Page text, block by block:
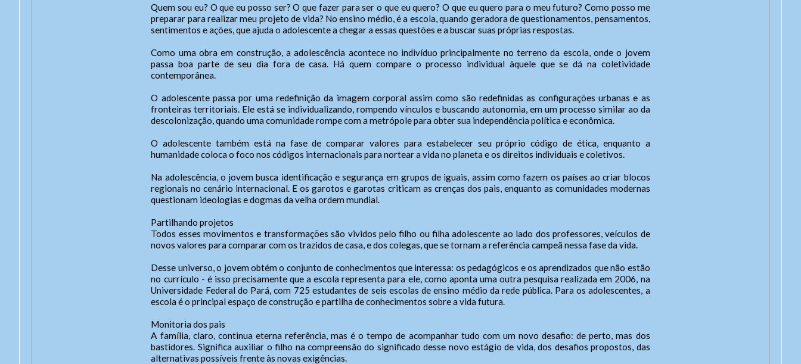
Quem sou eu? O que eu posso ser? O que fazer para ser o que eu quero? O que eu quero para o meu futuro? Como posso me
preparar para realizar meu projeto de vida? No ensino médio, é a escola, quando geradora de questionamentos, pensamentos,
sentimentos e ações, que ajuda o adolescente a chegar a essas questões e a buscar suas próprias respostas.
Como uma obra em construção, a adolescência acontece no indivíduo principalmente no terreno da escola, onde o jovem
passa boa parte de seu dia fora de casa. Há quem compare o processo individual àquele que se dá na coletividade
contemporânea.
O adolescente passa por uma redefinição da imagem corporal assim como são redefinidas as configurações urbanas e as
fronteiras territoriais. Ele está se individualizando, rompendo vínculos e buscando autonomia, em um processo similar ao da
descolonização, quando uma comunidade rompe com a metrópole para obter sua independência política e econômica.
O adolescente também está na fase de comparar valores para estabelecer seu próprio código de ética, enquanto a
humanidade coloca o foco nos códigos internacionais para nortear a vida no planeta e os direitos individuais e coletivos.
Na adolescência, o jovem busca identificação e segurança em grupos de iguais, assim como fazem os países ao criar blocos
regionais no cenário internacional. E os garotos e garotas criticam as crenças dos pais, enquanto as comunidades modernas
questionam ideologias e dogmas da velha ordem mundial.
Partilhando projetos
Todos esses movimentos e transformações são vividos pelo filho ou filha adolescente ao lado dos professores, veículos de
novos valores para comparar com os trazidos de casa, e dos colegas, que se tornam a referência campeã nessa fase da vida.
Desse universo, o jovem obtém o conjunto de conhecimentos que interessa: os pedagógicos e os aprendizados que não estão
no currículo - é isso precisamente que a escola representa para ele, como aponta uma outra pesquisa realizada em 2006, na
Universidade Federal do Pará, com 725 estudantes de seis escolas de ensino médio da rede pública. Para os adolescentes, a
escola é o principal espaço de construção e partilha de conhecimentos sobre a vida futura.
Monitoria dos pais
A família, claro, continua eterna referência, mas é o tempo de acompanhar tudo com um novo desafio: de perto, mas dos
bastidores. Significa auxiliar o filho na compreensão do significado desse novo estágio de vida, dos desafios propostos, das
alternativas possíveis frente às novas exigências.
Acessibilidade
Tamanho da fonte:
Letra A > Fonte tamanho normal.
Layout
Para alterar a cor do layout de escuro para claro e vice versa clique no ícone
.
Usuário
Senha
Enviar
Webmail
Digite apenas o "usuário" sem @dominio!
Usuário
Senha
Enviar
Contatos
Nome do Atendente:
Telefone: (xx) xxxx-xxxx
whatsApp: (xx) xxxxx-xxxxx
Horário de Funcionamento:
Das xxh às xxh e das xxh às xxh
SIC Físico
Endereço de atendimento
Contatos
Tel: (xx) 0000-0000,
Celular/WhatsApp (xx) 00000-0000
Nome do Atendente/Ouvidor
Expediente:
Das 8h às 11h, das 14h às 18h.
De segunda-feira a sexta-feira.
sagittis elit sodales. Sed convallis erat quis iaculis vestibulum. Curabitur sit
amet purus et tellus consectetur vehicula.
Fale Conosco
Enviar